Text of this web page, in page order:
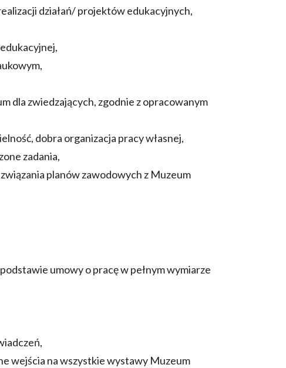
działań/ projektów edukacyjnych,
dla zwiedzających, zgodnie z opracowanym
dobra organizacja pracy własnej,
zadania,
planów zawodowych z Muzeum
umowy o pracę w pełnym wymiarze
wejścia na wszystkie wystawy Muzeum